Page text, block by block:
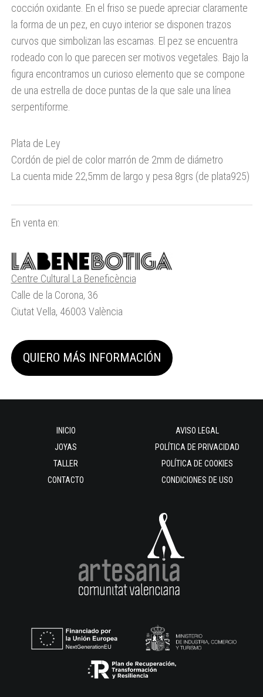
cocción oxidante. En el friso se puede apreciar claramente
la forma de un pez, en cuyo interior se disponen trazos
curvos que simbolizan las escamas. El pez se encuentra
rodeado con lo que parecen ser motivos vegetales. Bajo la
figura encontramos un curioso elemento que se compone
de una estrella de doce puntas de la que sale una línea
serpentiforme.
Plata de Ley
Cordón de piel de color marrón de 2mm de diámetro
La cuenta mide 22,5mm de largo y pesa 8grs (de plata925)
En venta en:
Centre Cultural La Beneficència
Calle de la Corona, 36
Ciutat Vella, 46003 València
QUIERO MÁS INFORMACIÓN
INICIO
JOYAS
TALLER
CONTACTO
AVISO LEGAL
POLÍTICA DE PRIVACIDAD
POLÍTICA DE COOKIES
CONDICIONES DE USO